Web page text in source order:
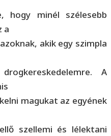
hogy minél szélesebb
a
akik egy szimpla
A
magukat az egyének
szellemi és lélektani